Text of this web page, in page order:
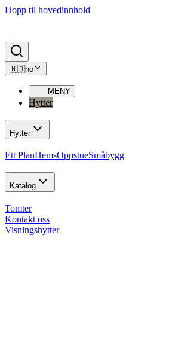
Hopp til hovedinnhold
🇳🇴no
MENY
Hytter
Hytter
Ett PlanHemsOppstueSmåbygg
Katalog
Tomter
Kontakt oss
Visningshytter